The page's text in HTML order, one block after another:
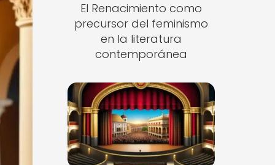
El Renacimiento como
precursor del feminismo
en la literatura
contemporánea